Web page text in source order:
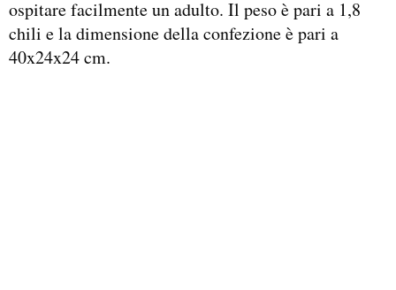
ospitare facilmente un adulto. Il peso è pari a 1,8
chili e la dimensione della confezione è pari a
40x24x24 cm.